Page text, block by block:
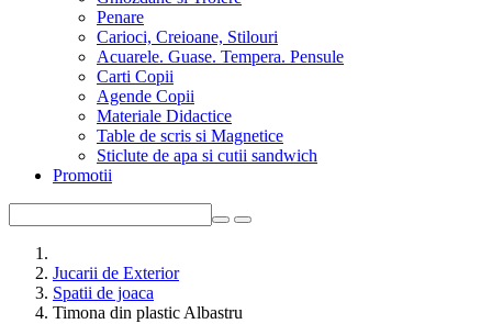
Penare
Carioci, Creioane, Stilouri
Acuarele. Guase. Tempera. Pensule
Carti Copii
Agende Copii
Materiale Didactice
Table de scris si Magnetice
Sticlute de apa si cutii sandwich
Promotii
Jucarii de Exterior
Spatii de joaca
Timona din plastic Albastru